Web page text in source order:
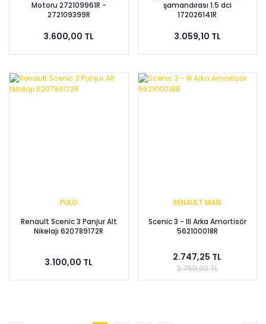
Motoru 272109961R -
272109399R
3.600,00 TL
şamandırası 1.5 dci
172026141R
3.059,10 TL
PULO
Renault Scenic 3 Panjur Alt
Nikelajı 620789172R
3.100,00 TL
RENAULT MAİS
Scenic 3 - III Arka Amortisör
562100018R
2.747,25 TL
2.750,00 TL